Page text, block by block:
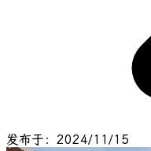
发布于：2024/11/15